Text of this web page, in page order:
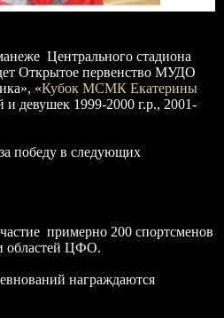
Центрального стадиона
Открытое первенство МУДО
«Кубок МСМК Екатерины
девушек 1999-2000 г.р., 2001-
победу в следующих
примерно 200 спортсменов
областей ЦФО.
награждаются